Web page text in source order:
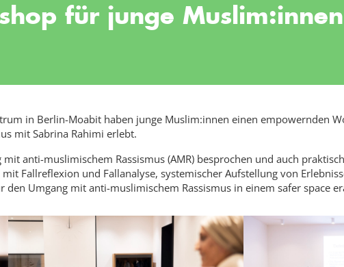
für junge Muslim:innen
in Berlin-Moabit haben junge Muslim:innen einen empowernden
mit Sabrina Rahimi erlebt.
anti-muslimischem Rassismus (AMR) besprochen und auch
Fallreflexion und Fallanalyse, systemischer Aufstellung von
Umgang mit anti-muslimischem Rassismus in einem safer space